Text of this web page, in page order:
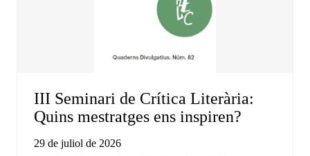
III Seminari de Crítica Literària:
Quins mestratges ens inspiren?
29 de juliol de 2026